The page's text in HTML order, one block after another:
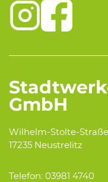
GmbH
Wilhelm-Stolte-
17235 Neustrelitz
Telefon: 03981 4740